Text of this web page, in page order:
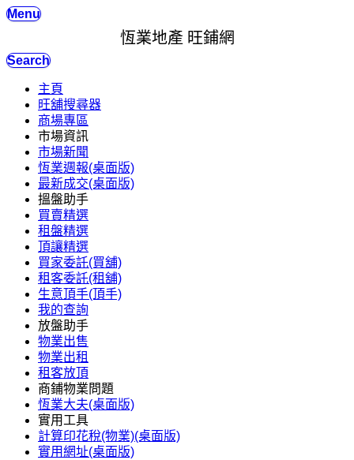
Menu
恆業地產 旺鋪網
Search
主頁
旺舖搜尋器
商場專區
市場資訊
市場新聞
恆業週報(桌面版)
最新成交(桌面版)
搵盤助手
買賣精選
租盤精選
頂讓精選
買家委託(買舖)
租客委託(租舖)
生意頂手(頂手)
我的查詢
放盤助手
物業出售
物業出租
租客放頂
商鋪物業問題
恆業大夫(桌面版)
實用工具
計算印花稅(物業)(桌面版)
實用網址(桌面版)